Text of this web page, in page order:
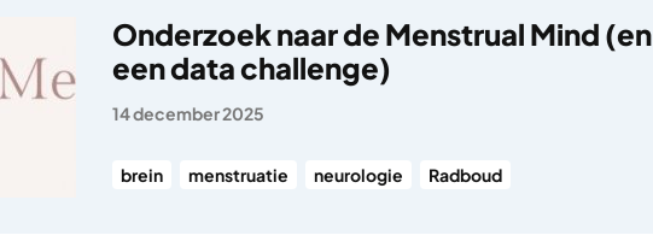
Onderzoek naar de Menstrual Mind (en
een data challenge)
14 december 2025
brein menstruatie neurologie Radboud